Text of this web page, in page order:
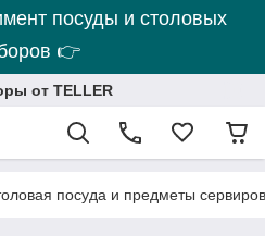
посуды и столовых
👉
от TELLER
посуда и предметы